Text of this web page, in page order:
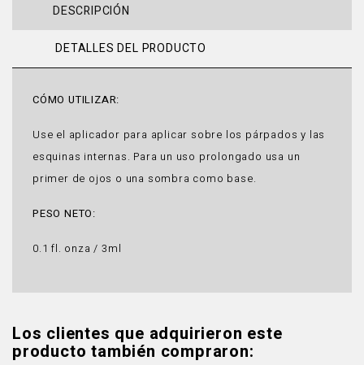
DESCRIPCIÓN
DETALLES DEL PRODUCTO
CÓMO UTILIZAR:
Use el aplicador para aplicar sobre los párpados y las
esquinas internas. Para un uso prolongado usa un
primer de ojos o una sombra como base.
PESO NETO:
0.1 fl. onza / 3ml
Los clientes que adquirieron este
producto también compraron: